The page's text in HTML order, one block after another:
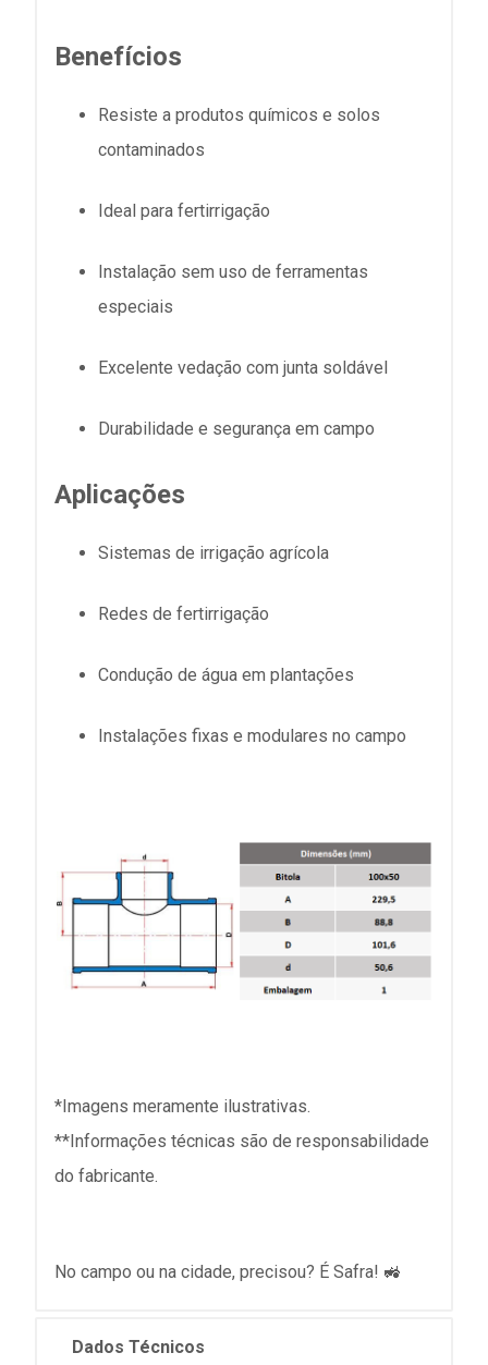
Benefícios
Resiste a produtos químicos e solos
contaminados
Ideal para fertirrigação
Instalação sem uso de ferramentas
especiais
Excelente vedação com junta soldável
Durabilidade e segurança em campo
Aplicações
Sistemas de irrigação agrícola
Redes de fertirrigação
Condução de água em plantações
Instalações fixas e modulares no campo
*Imagens meramente ilustrativas.
**Informações técnicas são de responsabilidade
do fabricante.
No campo ou na cidade, precisou? É Safra! 🚜
Dados Técnicos